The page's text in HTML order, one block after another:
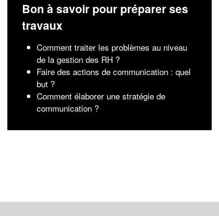
Bon à savoir pour préparer ses
travaux
Comment traiter les problèmes au niveau
de la gestion des RH ?
Faire des actions de communication : quel
but ?
Comment élaborer une stratégie de
communication ?